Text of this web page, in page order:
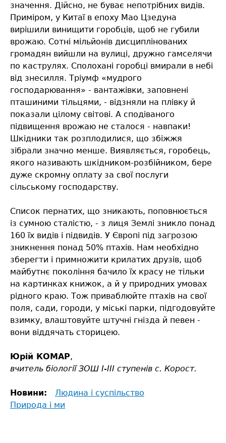
значення. Дійсно, не буває непотрібних видів.
Приміром, у Китаї в епоху Мао Цзедуна
вирішили винищити горобців, щоб не губили
врожаю. Сотні мільйонів дисциплінованих
громадян вийшли на вулиці, дружно гамселячи
по каструлях. Сполохані горобці вмирали в небі
від знесилля. Тріумф «мудрого
господарювання» - вантажівки, заповнені
пташиними тільцями, - відзняли на плівку й
показали цілому світові. А сподіваного
підвищення врожаю не сталося - навпаки!
Шкідники так розплодилися, що збіжжя
зібрали значно менше. Виявляється, горобець,
якого називають шкідником-розбійником, бере
дуже скромну оплату за свої послуги
сільському господарству.
Список пернатих, що зникають, поповнюється
із сумною сталістю, - з лиця Землі зникло понад
160 їх видів і підвидів. У Європі під загрозою
зникнення понад 50% птахів. Нам необхідно
зберегти і примножити крилатих друзів, щоб
майбутнє покоління бачило їх красу не тільки
на картинках книжок, а й у природних умовах
рідного краю. Тож приваблюйте птахів на свої
поля, сади, городи, у міські парки, підгодовуйте
взимку, влаштовуйте штучні гнізда й певен -
вони віддячать сторицею.
Юрій КОМАР,
вчитель біології ЗОШ І-ІІІ ступенів с. Корост.
Новини:
Людина і суспільство
Природа і ми